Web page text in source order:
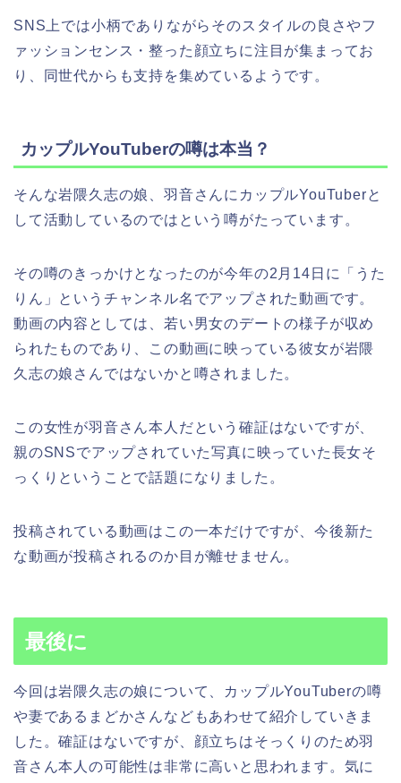
SNS上では小柄でありながらそのスタイルの良さやフ
ァッションセンス・整った顔立ちに注目が集まってお
り、同世代からも支持を集めているようです。
カップルYouTuberの噂は本当？
そんな岩隈久志の娘、羽音さんにカップルYouTuberと
して活動しているのではという噂がたっています。
その噂のきっかけとなったのが今年の2月14日に「うた
りん」というチャンネル名でアップされた動画です。
動画の内容としては、若い男女のデートの様子が収め
られたものであり、この動画に映っている彼女が岩隈
久志の娘さんではないかと噂されました。
この女性が羽音さん本人だという確証はないですが、
親のSNSでアップされていた写真に映っていた長女そ
っくりということで話題になりました。
投稿されている動画はこの一本だけですが、今後新た
な動画が投稿されるのか目が離せません。
最後に
今回は岩隈久志の娘について、カップルYouTuberの噂
や妻であるまどかさんなどもあわせて紹介していきま
した。確証はないですが、顔立ちはそっくりのため羽
音さん本人の可能性は非常に高いと思われます。気に